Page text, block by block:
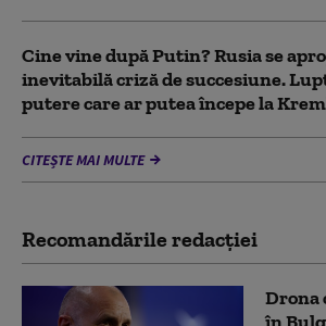
Cine vine după Putin? Rusia se
inevitabilă criză de succesiune.
putere care ar putea începe la
CITEȘTE MAI MULTE
Recomandările redacţiei
Drona
în